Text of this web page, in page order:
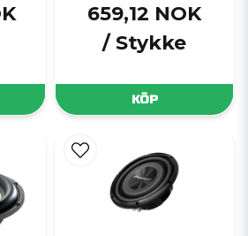
659,12 NOK
/ Stykke
KÖP